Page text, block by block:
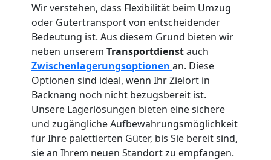
Wir verstehen, dass Flexibilität beim Umzug
oder Gütertransport von entscheidender
Bedeutung ist. Aus diesem Grund bieten wir
neben unserem Transportdienstauch
Zwischenlagerungsoptionen an. Diese
Optionen sind ideal, wenn Ihr Zielort in
Backnang noch nicht bezugsbereit ist.
Unsere Lagerlösungen bieten eine sichere
und zugängliche Aufbewahrungsmöglichkeit
für Ihre palettierten Güter, bis Sie bereit sind,
sie an Ihrem neuen Standort zu empfangen.